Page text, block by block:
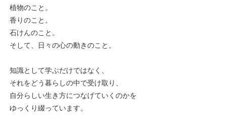
植物のこと。
香りのこと。
石けんのこと。
そして、日々の心の動きのこと。
知識として学ぶだけではなく、
それをどう暮らしの中で受け取り、
自分らしい生き方につなげていくのかを
ゆっくり綴っています。